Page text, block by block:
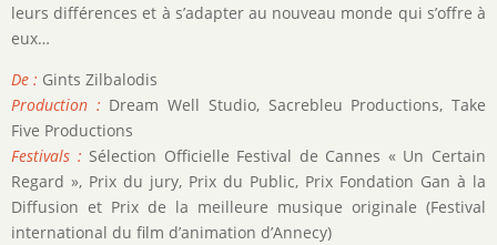
leurs différences et à s’adapter au nouveau monde qui s’offre à
eux…
De : Gints Zilbalodis
Production : Dream Well Studio, Sacrebleu Productions, Take
Five Productions
Festivals : Sélection Officielle Festival de Cannes « Un Certain
Regard », Prix du jury, Prix du Public, Prix Fondation Gan à la
Diffusion et Prix de la meilleure musique originale (Festival
international du film d’animation d’Annecy)